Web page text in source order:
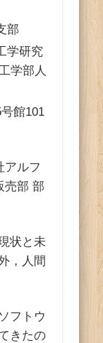
部
学研究
学部人
館101
ルフ
売部 部
状と未
，人間
フトウ
きたの